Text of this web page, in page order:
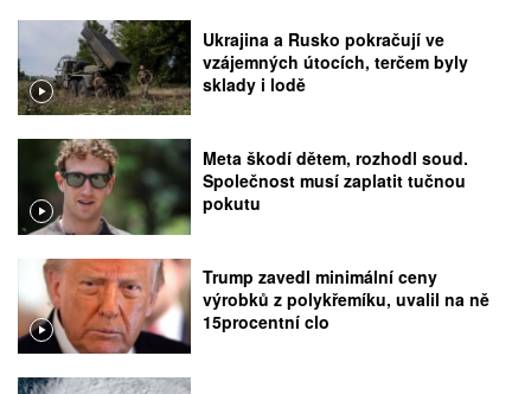
Ukrajina a Rusko pokračují ve
vzájemných útocích, terčem byly
sklady i lodě
Meta škodí dětem, rozhodl soud.
Společnost musí zaplatit tučnou
pokutu
Trump zavedl minimální ceny
výrobků z polykřemíku, uvalil na ně
15procentní clo